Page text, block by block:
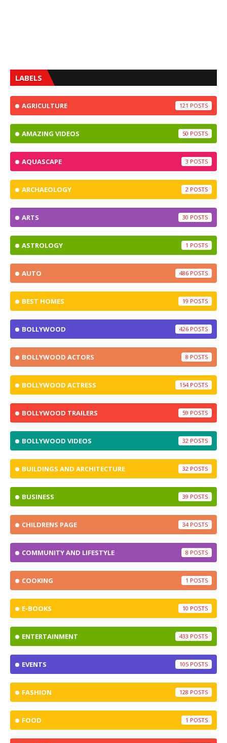
LABELS
AGRICULTURE 121
AMAZING VIDEOS 50
AQUASCAPE 3
ARCHAEOLOGY 2
ARTS 30
ASTROLOGY 1
AUTO 486
BEST HOMES 19
BOLLYWOOD 426
BOLLYWOOD ACTORS 8
BOLLYWOOD ACTRESS 154
BOLLYWOOD TRAILERS 59
BOLLYWOOD VIDEOS 32
BUILDINGS AND ARCHITECTURE 32
BUSINESS 39
CHILDRENS PAGE 34
COMMUNITY AND LIFESTYLE 8
COOKING 1
E-BOOKS 10
ENTERTAINMENT 433
EVENTS 105
FASHION 128
FOOD 1